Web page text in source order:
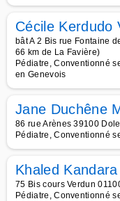
Cécile Kerdudo
bât A 2 Bis rue Fontaine
66 km de La Favière)
Pédiatre, Conventionné
en Genevois
Jane Duchêne
86 rue Arènes 39100
Pédiatre, Conventionné
Khaled Kandara
75 Bis cours Verdun
Pédiatre, Conventionné